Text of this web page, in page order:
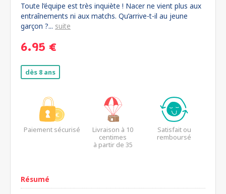
Toute l’équipe est très inquiète ! Nacer ne vient plus aux
entraînements ni aux matchs. Qu’arrive-t-il au jeune
garçon ?... suite
6.95 €
dès 8 ans
Paiement sécurisé
Livraison à 10
centimes
à partir de 35
Satisfait ou
remboursé
Résumé